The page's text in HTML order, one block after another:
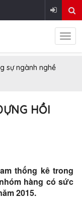
sự ngành nghề
HỒI
thống kê trong
hàng có sức
2015.